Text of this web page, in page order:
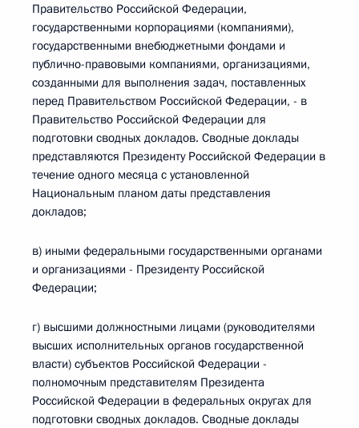
Правительство Российской Федерации,
государственными корпорациями (компаниями),
государственными внебюджетными фондами и
публично-правовыми компаниями, организациями,
созданными для выполнения задач, поставленных
перед Правительством Российской Федерации, - в
Правительство Российской Федерации для
подготовки сводных докладов. Сводные доклады
представляются Президенту Российской Федерации в
течение одного месяца с установленной
Национальным планом даты представления
докладов;
в) иными федеральными государственными органами
и организациями - Президенту Российской
Федерации;
г) высшими должностными лицами (руководителями
высших исполнительных органов государственной
власти) субъектов Российской Федерации -
полномочным представителям Президента
Российской Федерации в федеральных округах для
подготовки сводных докладов. Сводные доклады